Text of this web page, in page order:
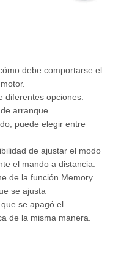
debe comportarse el
diferentes opciones.
arranque
puede elegir entre
de ajustar el modo
el mando a distancia.
de la función Memory.
se ajusta
se apagó el
de la misma manera.